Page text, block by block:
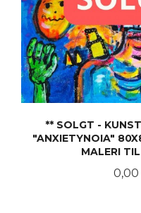
** SOLGT -
"ANXIETYNOIA"
MALERI
Pris
0,00